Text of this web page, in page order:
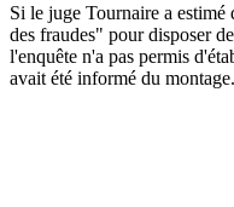
Si le juge Tournaire a
des fraudes" pour disposer
l'enquête n'a pas permis
avait été informé du montage.